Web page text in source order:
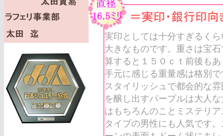
実印としては十分すぎるくら
大きなものです。重さは宝
算すると１５０ｃｔ前後もあ
手元に感じる重量感は格別で
スタイリッシュで都会的な
を醸し出すパープルは大人
はもちろんのことミステリ
タイプの男性にも人気です